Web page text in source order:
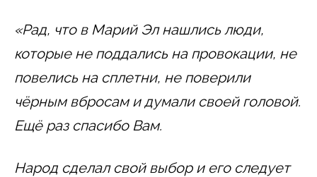
«Рад, что в Марий Эл нашлись люди,
которые не поддались на провокации, не
повелись на сплетни, не поверили
чёрным вбросам и думали своей головой.
Ещё раз спасибо Вам.
Народ сделал свой выбор и его следует